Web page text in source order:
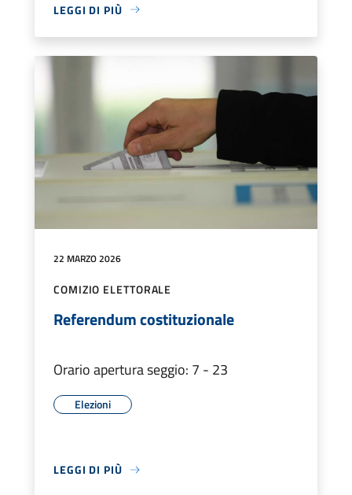
LEGGI DI PIÙ
22 MARZO 2026
COMIZIO ELETTORALE
Referendum costituzionale
Orario apertura seggio: 7 - 23
Elezioni
LEGGI DI PIÙ